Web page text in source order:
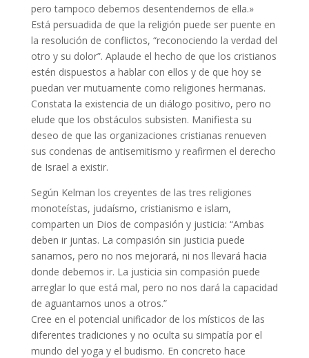
pero tampoco debemos desentendernos de ella.»
Está persuadida de que la religión puede ser puente en
la resolución de conflictos, “reconociendo la verdad del
otro y su dolor”. Aplaude el hecho de que los cristianos
estén dispuestos a hablar con ellos y de que hoy se
puedan ver mutuamente como religiones hermanas.
Constata la existencia de un diálogo positivo, pero no
elude que los obstáculos subsisten. Manifiesta su
deseo de que las organizaciones cristianas renueven
sus condenas de antisemitismo y reafirmen el derecho
de Israel a existir.
Según Kelman los creyentes de las tres religiones
monoteístas, judaísmo, cristianismo e islam,
comparten un Dios de compasión y justicia: “Ambas
deben ir juntas. La compasión sin justicia puede
sanarnos, pero no nos mejorará, ni nos llevará hacia
donde debemos ir. La justicia sin compasión puede
arreglar lo que está mal, pero no nos dará la capacidad
de aguantarnos unos a otros.”
Cree en el potencial unificador de los místicos de las
diferentes tradiciones y no oculta su simpatía por el
mundo del yoga y el budismo. En concreto hace